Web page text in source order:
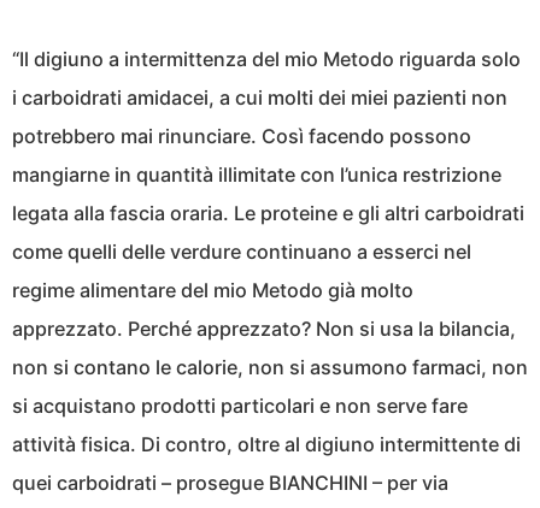
“Il digiuno a intermittenza del mio Metodo riguarda solo
i carboidrati amidacei, a cui molti dei miei pazienti non
potrebbero mai rinunciare. Così facendo possono
mangiarne in quantità illimitate con l’unica restrizione
legata alla fascia oraria. Le proteine e gli altri carboidrati
come quelli delle verdure continuano a esserci nel
regime alimentare del mio Metodo già molto
apprezzato. Perché apprezzato? Non si usa la bilancia,
non si contano le calorie, non si assumono farmaci, non
si acquistano prodotti particolari e non serve fare
attività fisica. Di contro, oltre al digiuno intermittente di
quei carboidrati – prosegue BIANCHINI – per via